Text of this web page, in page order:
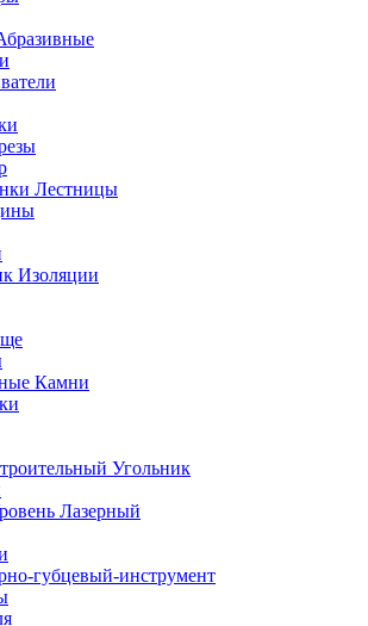
Лестницы
Изоляции
Камни
Угольник
Лазерный
губцевый-инструмент